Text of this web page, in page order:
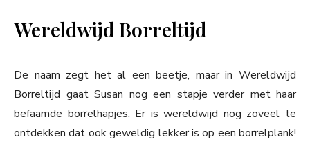
Wereldwijd Borreltijd
De naam zegt het al een beetje, maar in Wereldwijd
Borreltijd gaat Susan nog een stapje verder met haar
befaamde borrelhapjes. Er is wereldwijd nog zoveel te
ontdekken dat ook geweldig lekker is op een borrelplank!